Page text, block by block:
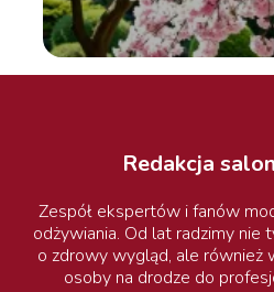
Redakcja
Zespół ekspertów i fanów
odżywiania. Od lat radzimy nie
o zdrowy wygląd, ale również
osoby na drodze do